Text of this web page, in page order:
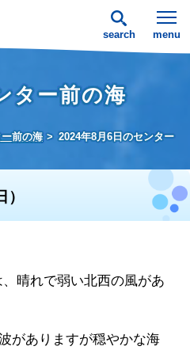
search menu
ター前の海
前の海
2024年8月6日のセンター
晴れで弱い北西の風があ
がありますが穏やかな海